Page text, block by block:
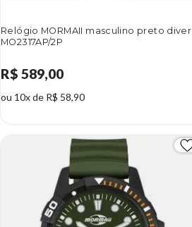
Relógio MORMAII masculino preto diver
MO2317AP/2P
R$ 589,00
ou 10x de R$ 58,90